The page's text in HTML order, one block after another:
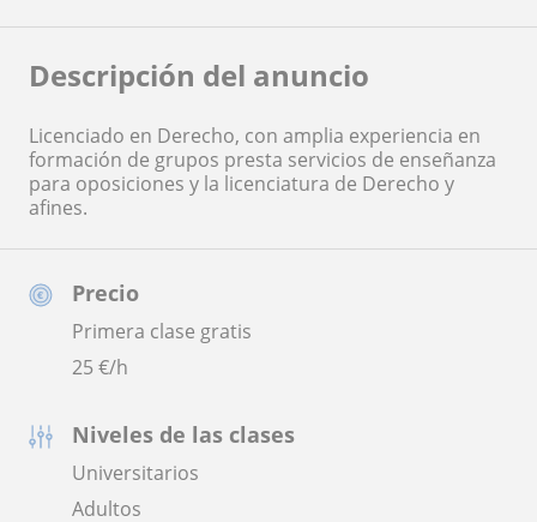
Precio
Primera clase gratis
25€/h
Niveles de las clases
Universitarios
Adultos
Descripción del anuncio
Licenciado en Derecho, con amplia experiencia en
formación de grupos presta servicios de enseñanza
para oposiciones y la licenciatura de Derecho y
afines.